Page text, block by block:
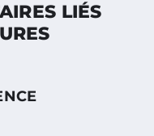
LIÉS